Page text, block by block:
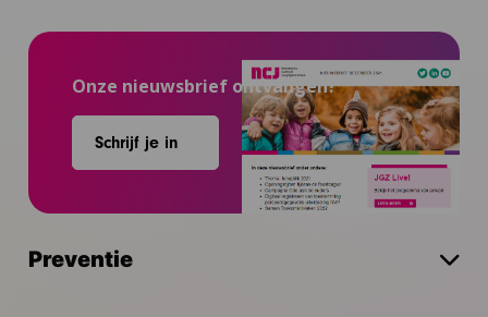
Onze nieuwsbrief ontvangen?
Schrijf je in
Preventie